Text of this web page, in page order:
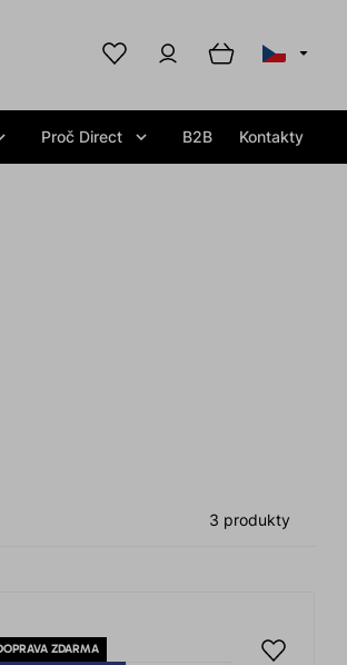
Proč Direct B2B Kontakty
3 produkty
ZDARMA